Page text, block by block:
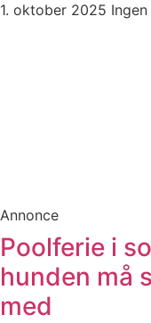
1. oktober 2025
Annonce
Poolferie i
hunden må
med